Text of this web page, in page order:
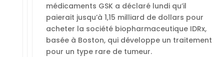
médicaments GSK a déclaré lundi qu’il
paierait jusqu’à 1,15 milliard de dollars pour
acheter la société biopharmaceutique IDRx,
basée à Boston, qui développe un traitement
pour un type rare de tumeur.